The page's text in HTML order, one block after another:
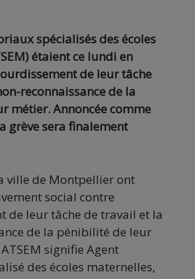
spécialisés des écoles
étaient ce lundi en
de leur tâche
reconnaissance de la
métier. Annoncée comme
grève sera finalement
ville de Montpellier ont
social contre
de leur tâche de travail et la
de la pénibilité de leur
signifie Agent
des écoles maternelles,